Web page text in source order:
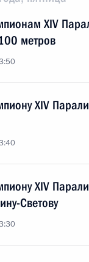
XIV
метров
XIV
XIV
Светову